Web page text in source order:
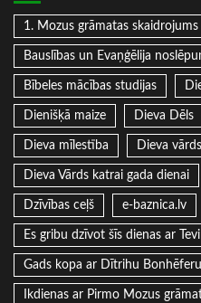
1. Mozus grāmatas skaidrojums
Bauslības un Evaņģēlija
Bībeles mācības studijas
Dienišķā maize Dieva Dēls
Dieva mīlestība Dieva vārds
Dieva Vārds katrai gada dienai
Dzīvības ceļš e-baznica.lv
Es gribu dzīvot šīs dienas ar Tevi
Gads kopa ar Dītrihu Bonhēferu
Ikdienas ar Pirmo Mozus